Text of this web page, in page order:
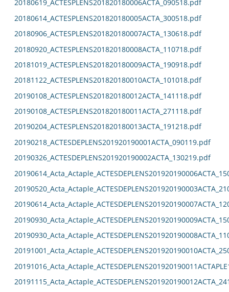
20180619_ACTESPLENS201820180006ACTA_090518.pdf
20180614_ACTESPLENS201820180005ACTA_300518.pdf
20180906_ACTESPLENS201820180007ACTA_130618.pdf
20180920_ACTESPLENS201820180008ACTA_110718.pdf
20181019_ACTESPLENS201820180009ACTA_190918.pdf
20181122_ACTESPLENS201820180010ACTA_101018.pdf
20190108_ACTESPLENS201820180012ACTA_141118.pdf
20190108_ACTESPLENS201820180011ACTA_271118.pdf
20190204_ACTESPLENS201820180013ACTA_191218.pdf
20190218_ACTESDEPLENS201920190001ACTA_090119.pdf
20190326_ACTESDEPLENS201920190002ACTA_130219.pdf